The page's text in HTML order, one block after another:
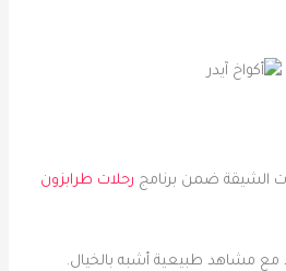
الشيقة ضمن برنامج رحلات طرابزون
مع مشاهد طبيعية أشبه بالخيال.